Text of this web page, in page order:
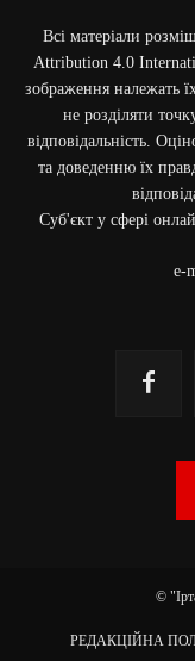
Всі матеріали
Attribution 4.0
зображення належать
не розділяти
відповідальність.
та доведенню їх
Cуб'єкт у сфері
e-
©
РЕДАКЦІЙНА